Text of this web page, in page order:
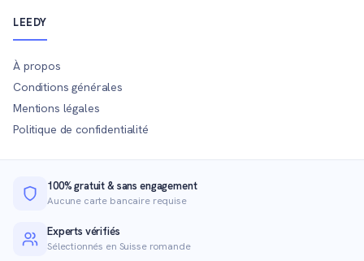
LEEDY
À propos
Conditions générales
Mentions légales
Politique de confidentialité
100% gratuit & sans engagement
Aucune carte bancaire requise
Experts vérifiés
Sélectionnés en Suisse romande